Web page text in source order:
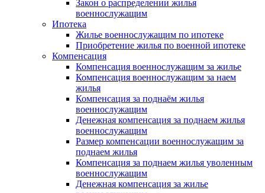
Закон о распределении жилья
военнослужащим
Ипотека
Жилье военнослужащим по ипотеке
Приобретение жилья по военной ипотеке
Компенсация
Компенсация военнослужащим за жилье
Компенсация военнослужащим за наем
жилья
Компенсация за поднаём жилья
военнослужащим
Денежная компенсация за поднаем жилья
военнослужащим
Размер компенсации военнослужащим за
поднаем жилья
Компенсация за поднаем жилья уволенным
военнослужащим
Денежная компенсация за жилье